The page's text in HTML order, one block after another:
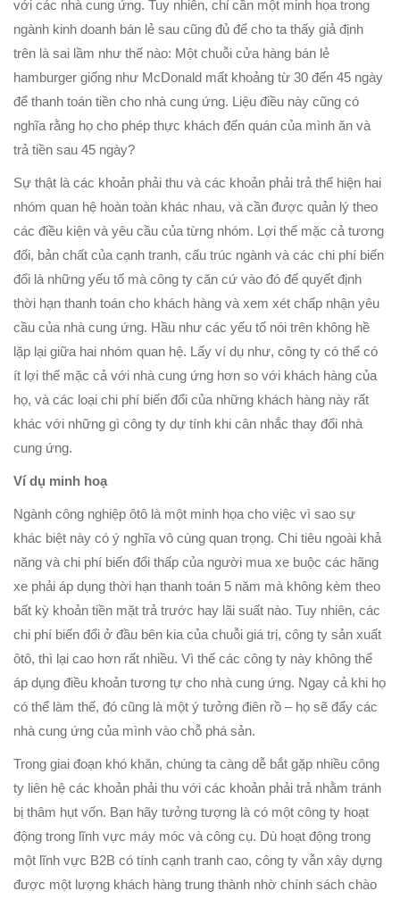
với các nhà cung ứng. Tuy nhiên, chỉ cần một minh họa trong
ngành kinh doanh bán lẻ sau cũng đủ để cho ta thấy giả định
trên là sai lầm như thế nào: Một chuỗi cửa hàng bán lẻ
hamburger giống như McDonald mất khoảng từ 30 đến 45 ngày
để thanh toán tiền cho nhà cung ứng. Liệu điều này cũng có
nghĩa rằng họ cho phép thực khách đến quán của mình ăn và
trả tiền sau 45 ngày?
Sự thật là các khoản phải thu và các khoản phải trả thể hiện hai
nhóm quan hệ hoàn toàn khác nhau, và cần được quản lý theo
các điều kiện và yêu cầu của từng nhóm. Lợi thế mặc cả tương
đối, bản chất của cạnh tranh, cấu trúc ngành và các chi phí biến
đổi là những yếu tố mà công ty căn cứ vào đó để quyết định
thời hạn thanh toán cho khách hàng và xem xét chấp nhận yêu
cầu của nhà cung ứng. Hầu như các yếu tố nói trên không hề
lặp lại giữa hai nhóm quan hệ. Lấy ví dụ như, công ty có thể có
ít lợi thế mặc cả với nhà cung ứng hơn so với khách hàng của
họ, và các loại chi phí biến đổi của những khách hàng này rất
khác với những gì công ty dự tính khi cân nhắc thay đổi nhà
cung ứng.
Ví dụ minh hoạ
Ngành công nghiệp ôtô là một minh họa cho việc vì sao sự
khác biệt này có ý nghĩa vô cùng quan trọng. Chi tiêu ngoài khả
năng và chi phí biến đổi thấp của người mua xe buộc các hãng
xe phải áp dụng thời hạn thanh toán 5 năm mà không kèm theo
bất kỳ khoản tiền mặt trả trước hay lãi suất nào. Tuy nhiên, các
chi phí biến đổi ở đầu bên kia của chuỗi giá trị, công ty sản xuất
ôtô, thì lại cao hơn rất nhiều. Vì thế các công ty này không thể
áp dụng điều khoản tương tự cho nhà cung ứng. Ngay cả khi họ
có thể làm thế, đó cũng là một ý tưởng điên rồ – họ sẽ đẩy các
nhà cung ứng của mình vào chỗ phá sản.
Trong giai đoạn khó khăn, chúng ta càng dễ bắt gặp nhiều công
ty liên hệ các khoản phải thu với các khoản phải trả nhằm tránh
bị thâm hụt vốn. Bạn hãy tưởng tượng là có một công ty hoạt
động trong lĩnh vực máy móc và công cụ. Dù hoạt động trong
một lĩnh vực B2B có tính cạnh tranh cao, công ty vẫn xây dựng
được một lượng khách hàng trung thành nhờ chính sách chào